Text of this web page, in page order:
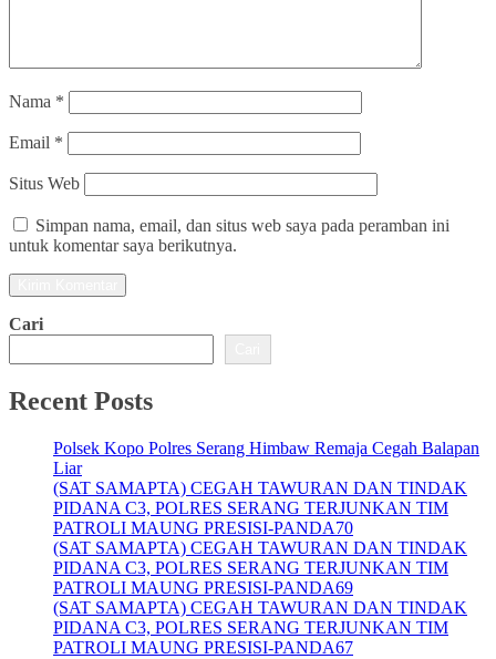
Nama *
Email *
Situs Web
Simpan nama, email, dan situs web saya pada peramban ini
untuk komentar saya berikutnya.
Cari
Recent Posts
Polsek Kopo Polres Serang Himbaw Remaja Cegah Balapan
Liar
(SAT SAMAPTA) CEGAH TAWURAN DAN TINDAK
PIDANA C3, POLRES SERANG TERJUNKAN TIM
PATROLI MAUNG PRESISI-PANDA70
(SAT SAMAPTA) CEGAH TAWURAN DAN TINDAK
PIDANA C3, POLRES SERANG TERJUNKAN TIM
PATROLI MAUNG PRESISI-PANDA69
(SAT SAMAPTA) CEGAH TAWURAN DAN TINDAK
PIDANA C3, POLRES SERANG TERJUNKAN TIM
PATROLI MAUNG PRESISI-PANDA67